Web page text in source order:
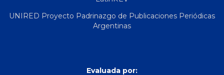
UNIRED Proyecto Padrinazgo de Publicaciones Periódicas
Argentinas
Evaluada por: